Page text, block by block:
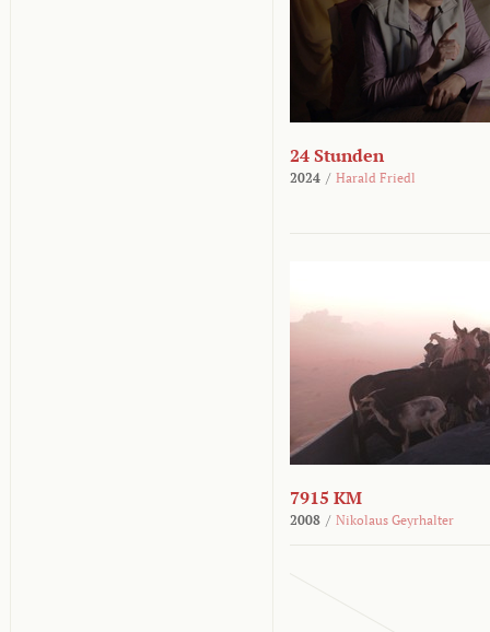
24 Stunden
2024 / Harald Friedl
7915 KM
2008 / Nikolaus Geyrhalter